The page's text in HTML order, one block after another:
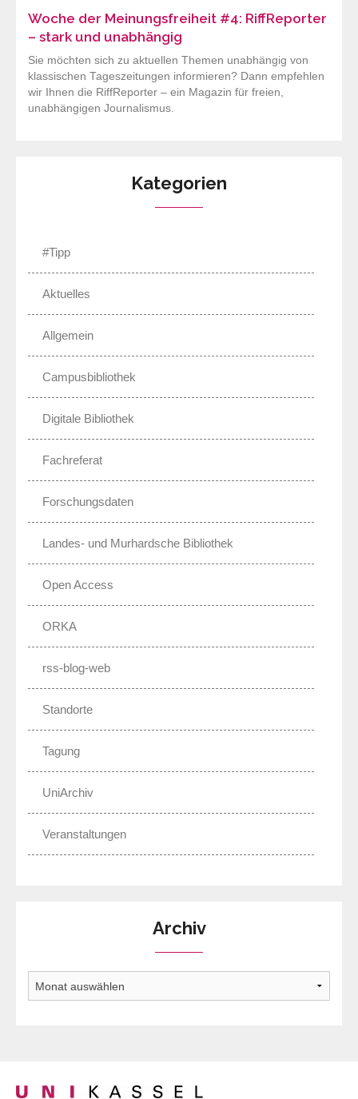
Woche der Meinungsfreiheit #4: RiffReporter
– stark und unabhängig
Sie möchten sich zu aktuellen Themen unabhängig von
klassischen Tageszeitungen informieren? Dann empfehlen
wir Ihnen die RiffReporter – ein Magazin für freien,
unabhängigen Journalismus.
Kategorien
#Tipp
Aktuelles
Allgemein
Campusbibliothek
Digitale Bibliothek
Fachreferat
Forschungsdaten
Landes- und Murhardsche Bibliothek
Open Access
ORKA
rss-blog-web
Standorte
Tagung
UniArchiv
Veranstaltungen
Archiv